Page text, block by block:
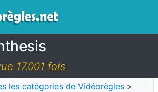
17.001 fois
les catégories de Vidéorègles >